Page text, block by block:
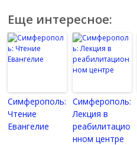
Еще интересное:
Симферополь:
Чтение
Евангелие
Симферополь:
Лекция в
реабилитацио
нном центре